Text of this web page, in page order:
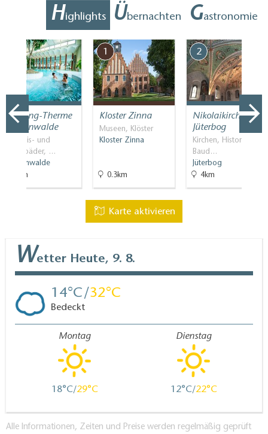
Highlights Übernachten Gastronomie
Fläming-Therme
Luckenwalde
Erlebnis- und
Spaßbäder, …
Luckenwalde
9km
1
Kloster Zinna
Museen, Klöster
Kloster Zinna
0.3km
2
Nikolaikirche
Jüterbog
Kirchen, Historische
Baud…
Jüterbog
4km
Karte aktivieren
Wetter Heute, 9. 8.
14 32
Bedeckt
Montag
18 29
Dienstag
12 22
Alle Informationen, Zeiten und Preise werden regelmäßig geprüft